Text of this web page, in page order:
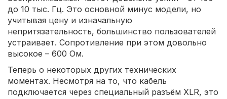
до 10 тыс. Гц. Это основной минус модели, но
учитывая цену и изначальную
непритязательность, большинство пользователей
устраивает. Сопротивление при этом довольно
высокое – 600 Ом.
Теперь о некоторых других технических
моментах. Несмотря на то, что кабель
подключается через специальный разъём XLR, это